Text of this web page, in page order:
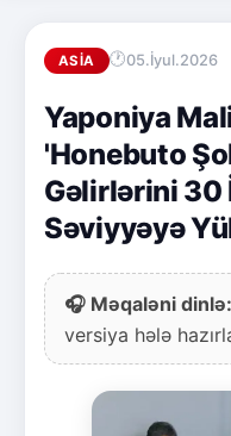
ASIA 05.İyul.2026
Yaponiya
'Honebuto
Gəlirlərini 30
Səviyyəyə
🎧 Məqaləni dinlə:
versiya hələ